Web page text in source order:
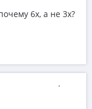
6x, а не 3х?